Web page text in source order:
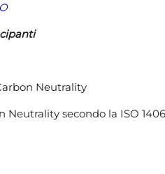
Neutrality
Neutrality secondo la ISO